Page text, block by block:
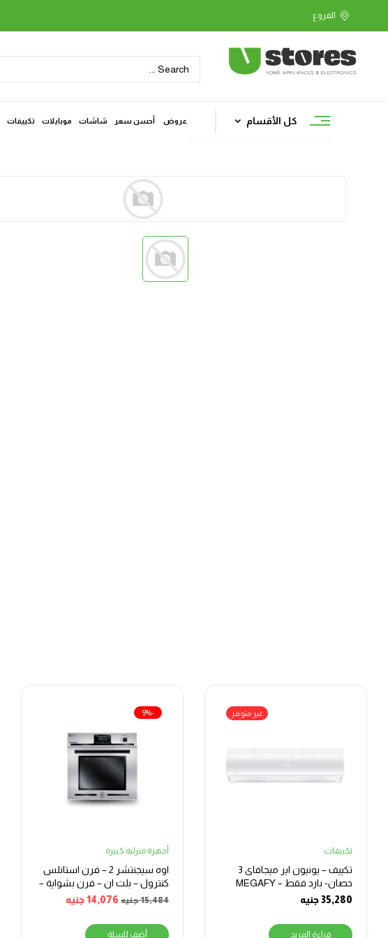
كل الأقسام عروض أحسن سعر شاشات موبايلات تكييفات
غير متوفر
تكييفات
تكييف – يونيون اير ميجافاى 3
حصان- بارد فقط – MEGAFY
024_CR
35,280جنيه
قراءة المزيد
-9%
أجهزة منزلية كبيرة
اوه سيجنتشر 2 – فرن استانلس
كنترول – بلت ان – فرن بشواية –
غاز – 70 لتر –
15,484جنيه 14,076جنيه
أضف للسلة